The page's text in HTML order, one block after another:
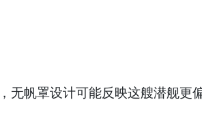
帆罩设计可能反映这艘潜舰更